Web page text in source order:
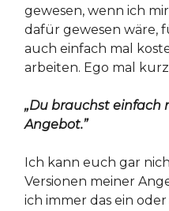
gewesen, wenn ich
dafür gewesen wäre,
auch einfach mal
arbeiten. Ego mal
„Du brauchst einfach
Angebot.”
Ich kann euch gar
Versionen meiner
ich immer das ein